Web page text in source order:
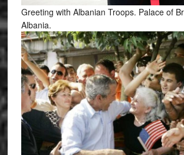
Greeting with Albanian Troops. Palace of
Albania.